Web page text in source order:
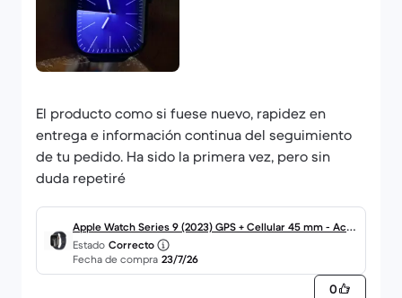
El producto como si fuese nuevo, rapidez en
entrega e información continua del seguimiento
de tu pedido. Ha sido la primera vez, pero sin
duda repetiré
Apple Watch Series 9 (2023) GPS + Cellular 45 mm - Acer
o inoxidable Grafito
Estado Correcto
Fecha de compra 23/7/26
0